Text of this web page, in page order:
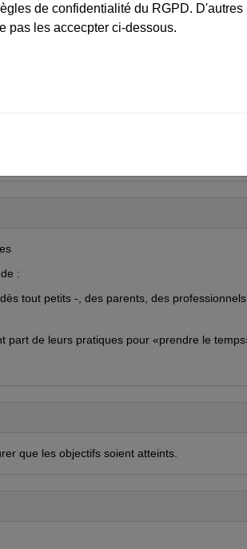
l'hyperactivité ...
pour soutenir et développer les
complexe ; quels dispositifs dans le travail
?
:
tout petits -, des parents, des professionnels
part de leurs pratiques pour «prendre le
que les objectifs soient atteints.
de confidentialité du RGPD. D'autres
pas les accecpter ci-dessous.